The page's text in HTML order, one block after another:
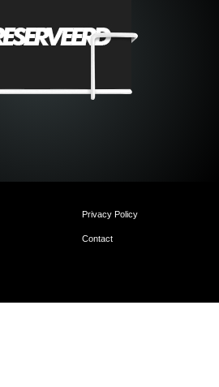
Privacy Policy
Contact